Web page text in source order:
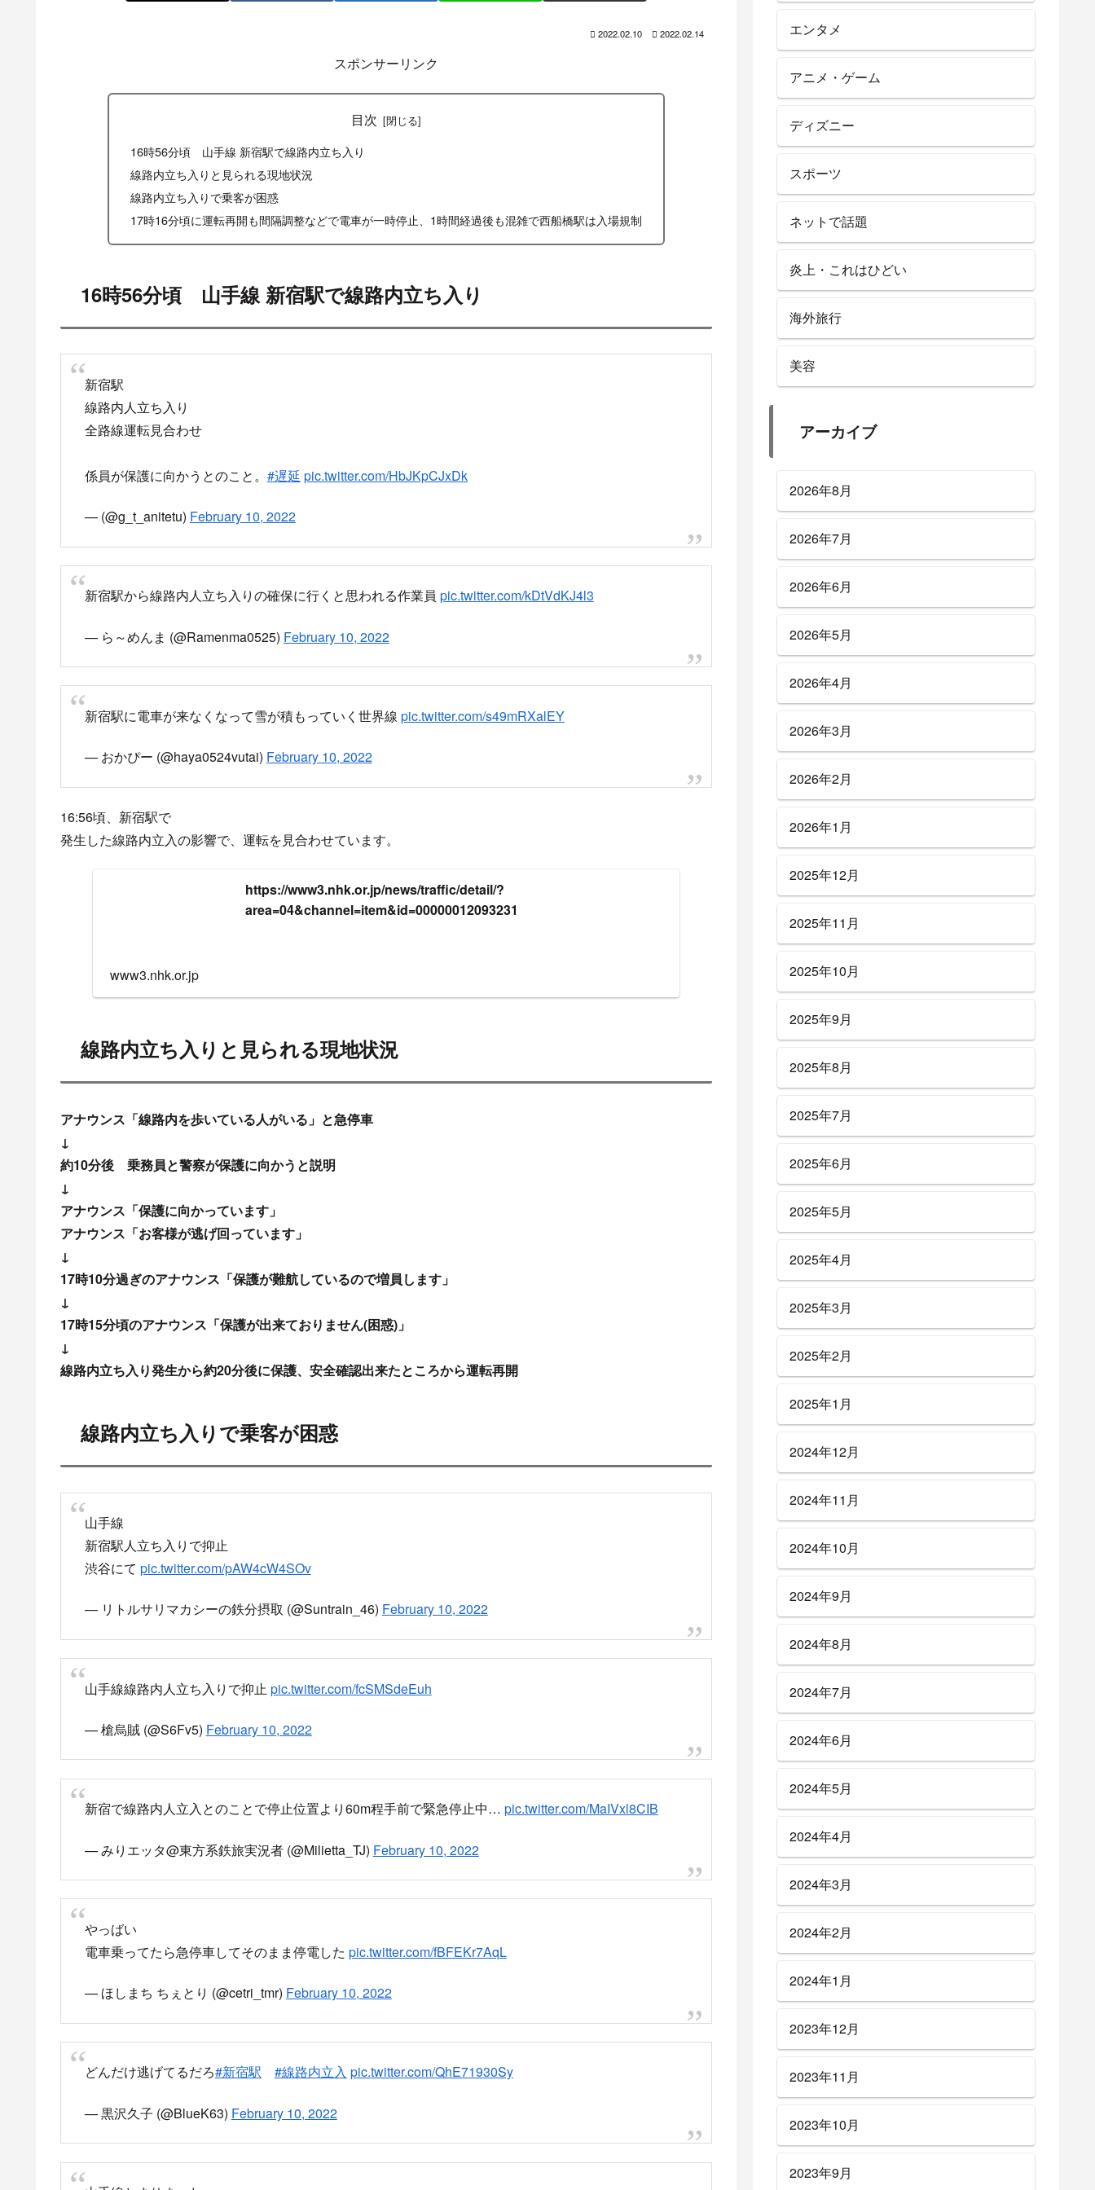
X Facebook はてブ LINE コピー
スポンサーリンク
16時56分頃 山手線 新宿駅で線路内立ち入り
線路内立ち入りと見られる現地状況
16時56分頃 山手線 新宿駅で線路内立ち入り
新宿駅
— (@g_t_anitetu)February 10, 2022
新宿駅から線路内人立ち入りの確保に行くと思われる作業員
新宿駅に電車が来なくなって雪が積もっていく世界線
— おかぴー (@haya0524vutai)February 10, 2022
16:56頃、新宿駅で
発生した線路内立入の影響で、運転を見合わせています。
area=04&channel=item&id=00000012093231
www3.nhk.or.jp
線路内立ち入りと見られる現地状況
アナウンス「線路内を歩いている人がいる」と急停車
約10分後 乗務員と警察が保護に向かうと説明
↓
アナウンス「保護に向かっています」
アナウンス「お客様が逃げ回っています」
17時10分過ぎのアナウンス「保護が難航しているので増員します」
↓
17時15分頃のアナウンス「保護が出来ておりません(困惑)」
線路内立ち入りで乗客が困惑
新宿駅人立ち入りで抑止
渋谷にてpic.twitter.com/pAW4cW4SOv
— リトルサリマカシーの鉄分摂取 (@Suntrain_46)February 10, 2022
山手線線路内人立ち入りで抑止pic.twitter.com/fcSMSdeEuh
— 槍烏賊 (@S6Fv5)
エンタメ
アニメ・ゲーム
ディズニー
スポーツ
ネットで話題
炎上・これはひどい
海外旅行
美容
アーカイブ
2026年8月
2026年7月
2026年6月
2026年5月
2026年4月
2026年3月
2026年2月
2026年1月
2025年12月
2025年11月
2025年10月
2025年9月
2025年8月
2025年7月
2025年6月
2025年5月
2025年4月
2025年3月
2025年2月
2025年1月
2024年12月
2024年11月
2024年10月
2024年9月
2024年8月
2024年7月
2024年6月
2024年5月
2024年4月
2024年3月
2024年2月
2024年1月
2023年12月
2023年11月
2023年10月
2023年9月